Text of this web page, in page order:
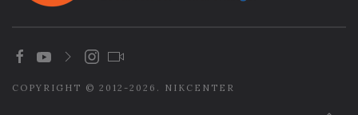
COPYRIGHT © 2012-2026. NIKCENTER